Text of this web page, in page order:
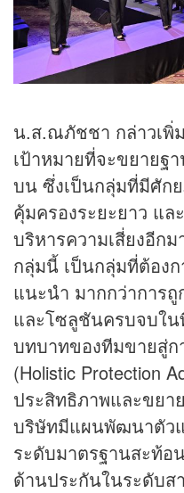
น.ส.ณภัชชา กล่าวเพิ่
เป้าหมายที่จะขยายฐ
บน ซึ่งเป็นกลุ่มที่มีศัก
คุ้มครองระยะยาว แล
บริหารความเสี่ยงอีก
กลุ่มนี้ เป็นกลุ่มที่ต้อง
แนะนำ มากกว่าการ
และโซลูชันครบจบใน
บทบาทของทีมขายสู่
(Holistic Protection
ประสิทธิภาพและขยา
บริษัทมีแผนพัฒนาตัว
ระดับมาตรฐานสะท้อ
ด้านประกันในระดับ